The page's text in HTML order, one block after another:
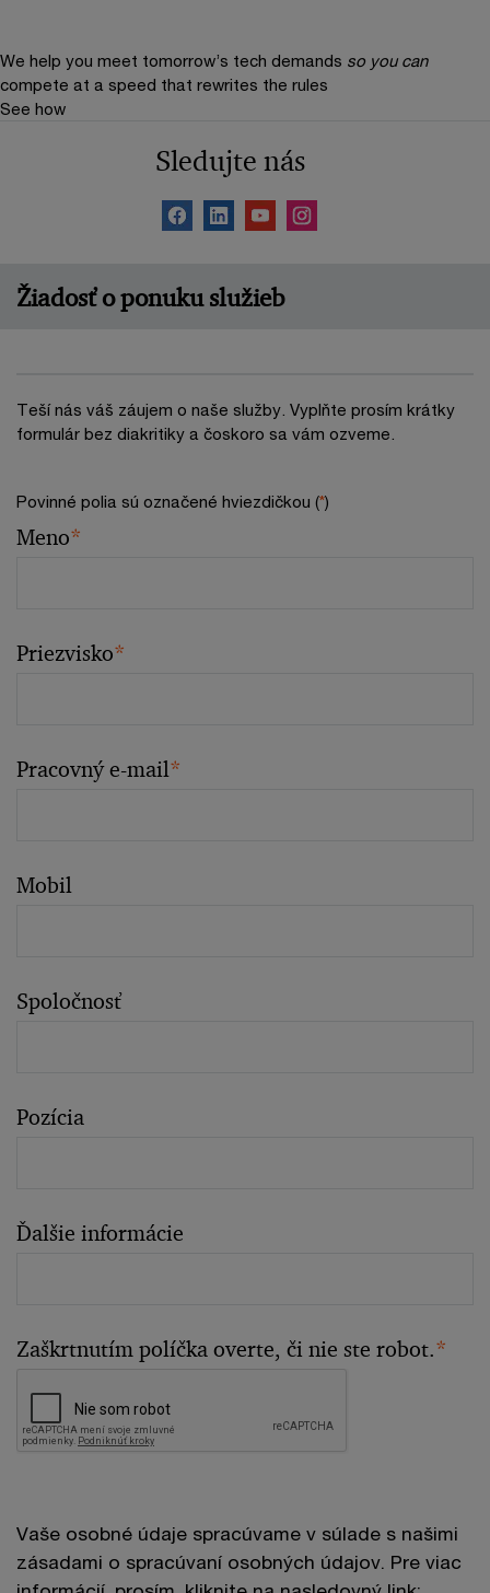
We help you meet tomorrow’s tech demands so you can
compete at a speed that rewrites the rules
See how
Sledujte nás
Žiadosť o ponuku služieb
Teší nás váš záujem o naše služby. Vyplňte prosím krátky
formulár bez diakritiky a čoskoro sa vám ozveme.
Povinné polia sú označené hviezdičkou (*)
Meno*
Priezvisko*
Pracovný e-mail*
Mobil
Spoločnosť
Pozícia
Ďalšie informácie
Zaškrtnutím políčka overte, či nie ste robot.*
Vaše osobné údaje spracúvame v súlade s našimi
zásadami o spracúvaní osobných údajov. Pre viac